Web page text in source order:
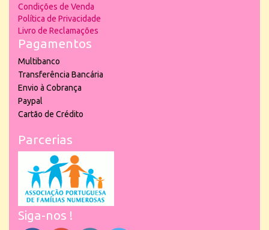
Condições de Venda
Política de Privacidade
Livro de Reclamações
Pagamentos
Multibanco
Transferência Bancária
Envio à Cobrança
Paypal
Cartão de Crédito
Parcerias
Siga-nos !